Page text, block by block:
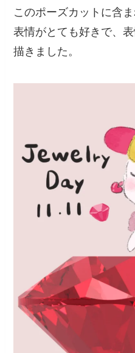
このポーズカットに含
表情がとても好きで、
描きました。